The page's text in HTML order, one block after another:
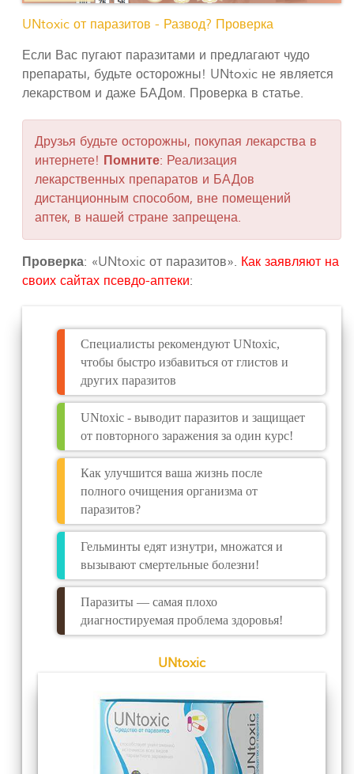
UNtoxic от паразитов - Развод? Проверка
Если Вас пугают паразитами и предлагают чудо
препараты, будьте осторожны! UNtoxic не является
лекарством и даже БАДом. Проверка в статье.
Друзья будьте осторожны, покупая лекарства в
интернете! Помните: Реализация
лекарственных препаратов и БАДов
дистанционным способом, вне помещений
аптек, в нашей стране запрещена.
Проверка: «UNtoxic от паразитов». Как заявляют на
своих сайтах псевдо-аптеки:
Специалисты рекомендуют UNtoxic,
чтобы быстро избавиться от глистов и
других паразитов
UNtoxic - выводит паразитов и защищает
от повторного заражения за один курс!
Как улучшится ваша жизнь после
полного очищения организма от
паразитов?
Гельминты едят изнутри, множатся и
вызывают смертельные болезни!
Паразиты — самая плохо
диагностируемая проблема здоровья!
UNtoxic